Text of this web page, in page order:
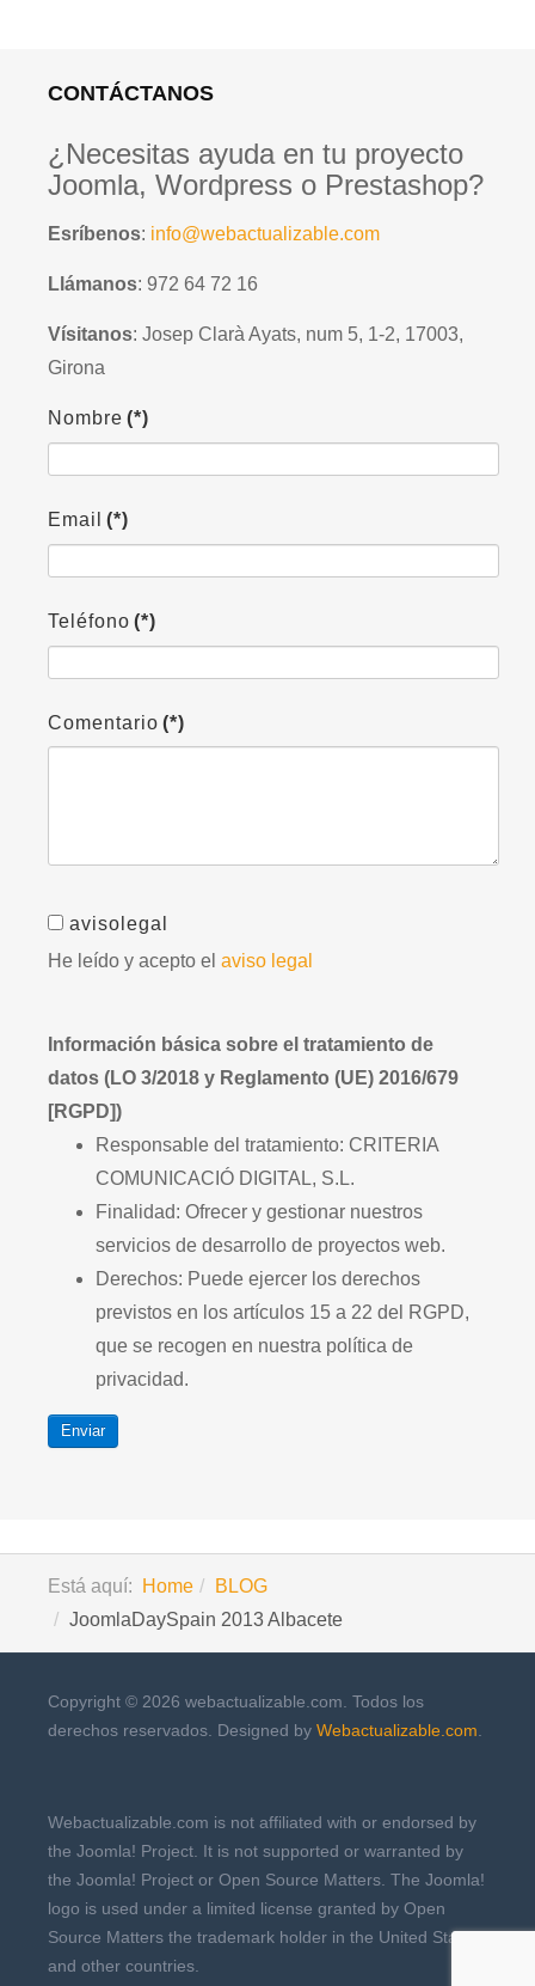
CONTÁCTANOS
¿Necesitas ayuda en tu proyecto
Joomla, Wordpress o Prestashop?
Esríbenos: info@webactualizable.com
Llámanos: 972 64 72 16
Vísitanos: Josep Clarà Ayats, num 5, 1-2, 17003,
Girona
Nombre (*)
Email (*)
Teléfono (*)
Comentario (*)
avisolegal
He leído y acepto el aviso legal
Información básica sobre el tratamiento de
datos (LO 3/2018 y Reglamento (UE) 2016/679
[RGPD])
Responsable del tratamiento: CRITERIA
COMUNICACIÓ DIGITAL, S.L.
Finalidad: Ofrecer y gestionar nuestros
servicios de desarrollo de proyectos web.
Derechos: Puede ejercer los derechos
previstos en los artículos 15 a 22 del RGPD,
que se recogen en nuestra política de
privacidad.
Enviar
Está aquí: Home
BLOG
JoomlaDaySpain 2013 Albacete
Copyright © 2026 webactualizable.com. Todos los
derechos reservados. Designed by Webactualizable.com
Webactualizable.com is not affiliated with or endorsed by
the Joomla! Project. It is not supported or warranted by
the Joomla! Project or Open Source Matters. The Joomla!
logo is used under a limited license granted by Open
Source Matters the trademark holder in the United States
and other countries.